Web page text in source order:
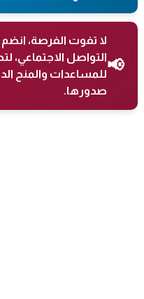
📢
لا تفوت الفرصة،
التواصل الاجتماعي،
للمساعدات والمنح
صدورها.